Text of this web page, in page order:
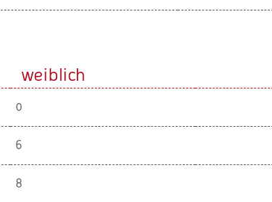
weiblich
0
6
8